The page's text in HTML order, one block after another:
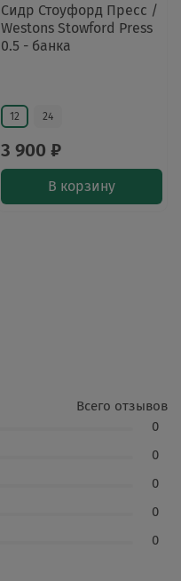
Сидр Стоуфорд Пресс /
Westons Stowford Press
0.5 - банка
12 24
3 900 ₽
В корзину
Всего отзывов
0
0
0
0
0